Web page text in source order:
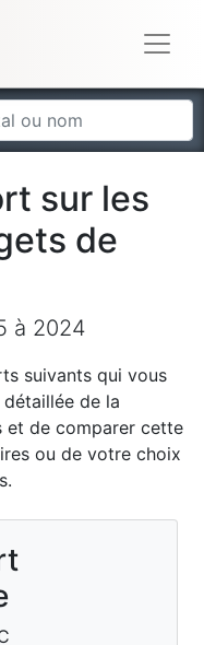
sur les
de
à 2024
suivants qui vous
de la
et de comparer cette
ou de votre choix